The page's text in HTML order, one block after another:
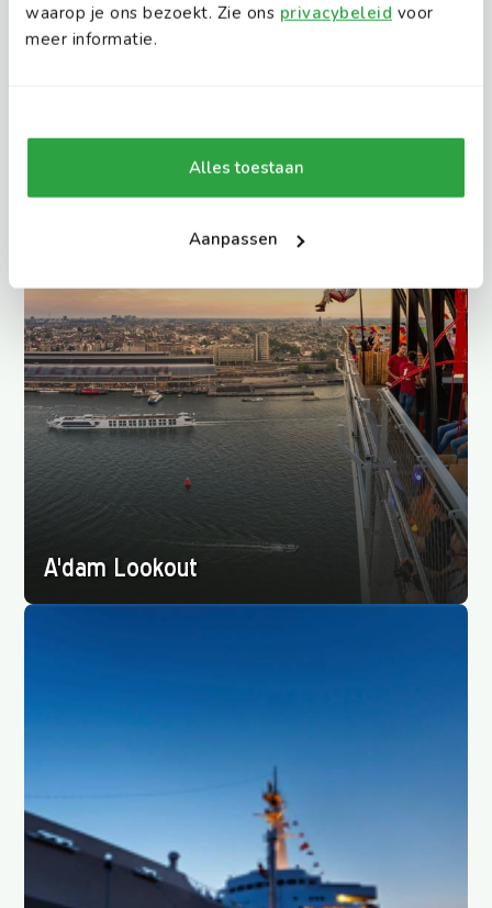
waarop je ons bezoekt. Zie ons privacybeleid voor
meer informatie.
Alles toestaan
Aanpassen
A'dam Lookout